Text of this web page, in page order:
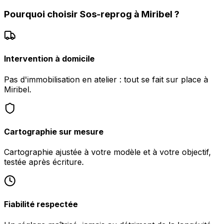
Pourquoi choisir Sos-reprog à Miribel ?
Intervention à domicile
Pas d'immobilisation en atelier : tout se fait sur place à
Miribel.
Cartographie sur mesure
Cartographie ajustée à votre modèle et à votre objectif,
testée après écriture.
Fiabilité respectée